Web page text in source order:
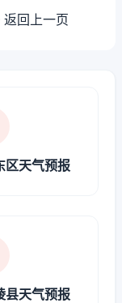
返回上一页
区天气预报
县天气预报